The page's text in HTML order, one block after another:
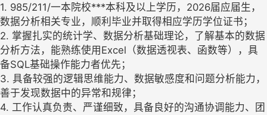
1. 985/211/一本院校***本科及以上学历，2026届应届生，
数据分析相关专业，顺利毕业并取得相应学历学位证书；
2. 掌握扎实的统计学、数据分析基础理论，了解基本的数据
分析方法，能熟练使用Excel（数据透视表、函数等），具
备SQL基础操作能力者优先；
3. 具备较强的逻辑思维能力、数据敏感度和问题分析能力，
善于发现数据中的异常和规律；
4. 工作认真负责、严谨细致，具备良好的沟通协调能力、团